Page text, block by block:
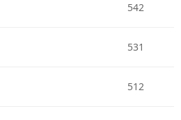
542
531
512